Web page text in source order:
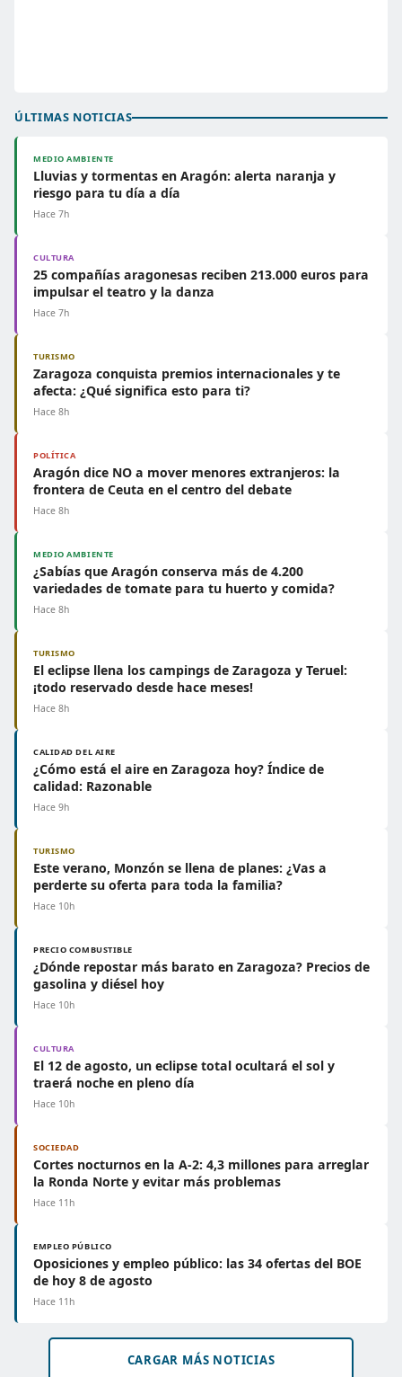
ÚLTIMAS NOTICIAS
MEDIO AMBIENTE
Lluvias y tormentas en Aragón: alerta naranja y
riesgo para tu día a día
Hace 7h
CULTURA
25 compañías aragonesas reciben 213.000 euros para
impulsar el teatro y la danza
Hace 7h
TURISMO
Zaragoza conquista premios internacionales y te
afecta: ¿Qué significa esto para ti?
Hace 8h
POLÍTICA
Aragón dice NO a mover menores extranjeros: la
frontera de Ceuta en el centro del debate
Hace 8h
MEDIO AMBIENTE
¿Sabías que Aragón conserva más de 4.200
variedades de tomate para tu huerto y comida?
Hace 8h
TURISMO
El eclipse llena los campings de Zaragoza y Teruel:
¡todo reservado desde hace meses!
Hace 8h
CALIDAD DEL AIRE
¿Cómo está el aire en Zaragoza hoy? Índice de
calidad: Razonable
Hace 9h
TURISMO
Este verano, Monzón se llena de planes: ¿Vas a
perderte su oferta para toda la familia?
Hace 10h
PRECIO COMBUSTIBLE
¿Dónde repostar más barato en Zaragoza? Precios de
gasolina y diésel hoy
Hace 10h
CULTURA
El 12 de agosto, un eclipse total ocultará el sol y
traerá noche en pleno día
Hace 10h
SOCIEDAD
Cortes nocturnos en la A-2: 4,3 millones para arreglar
la Ronda Norte y evitar más problemas
Hace 11h
EMPLEO PÚBLICO
Oposiciones y empleo público: las 34 ofertas del BOE
de hoy 8 de agosto
Hace 11h
CARGAR MÁS NOTICIAS